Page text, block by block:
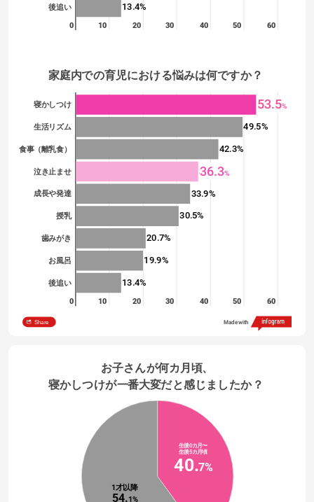
後追い
0 10 20 30 40 50 60
13.4%
家庭内での育児における悩みは何ですか？
寝かしつけ
生活リズム
食事（離乳食）
泣き止ませ
成長や発達
授乳
歯みがき
お風呂
後追い
0 10 20 30 40 50 60
53.5%
49.5%
42.3%
36.3%
33.9%
30.5%
20.7%
19.9%
13.4%
53.5%
36.3%
Share Made with
お子さんが何カ月頃、
寝かしつけが一番大変だと感じましたか？
生後0カ月〜
生後5カ月頃
40.7%
1才以降
54.1%